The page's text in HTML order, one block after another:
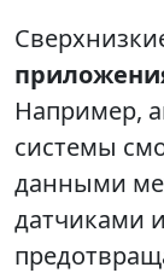
Например,
системы
данными
датчиками